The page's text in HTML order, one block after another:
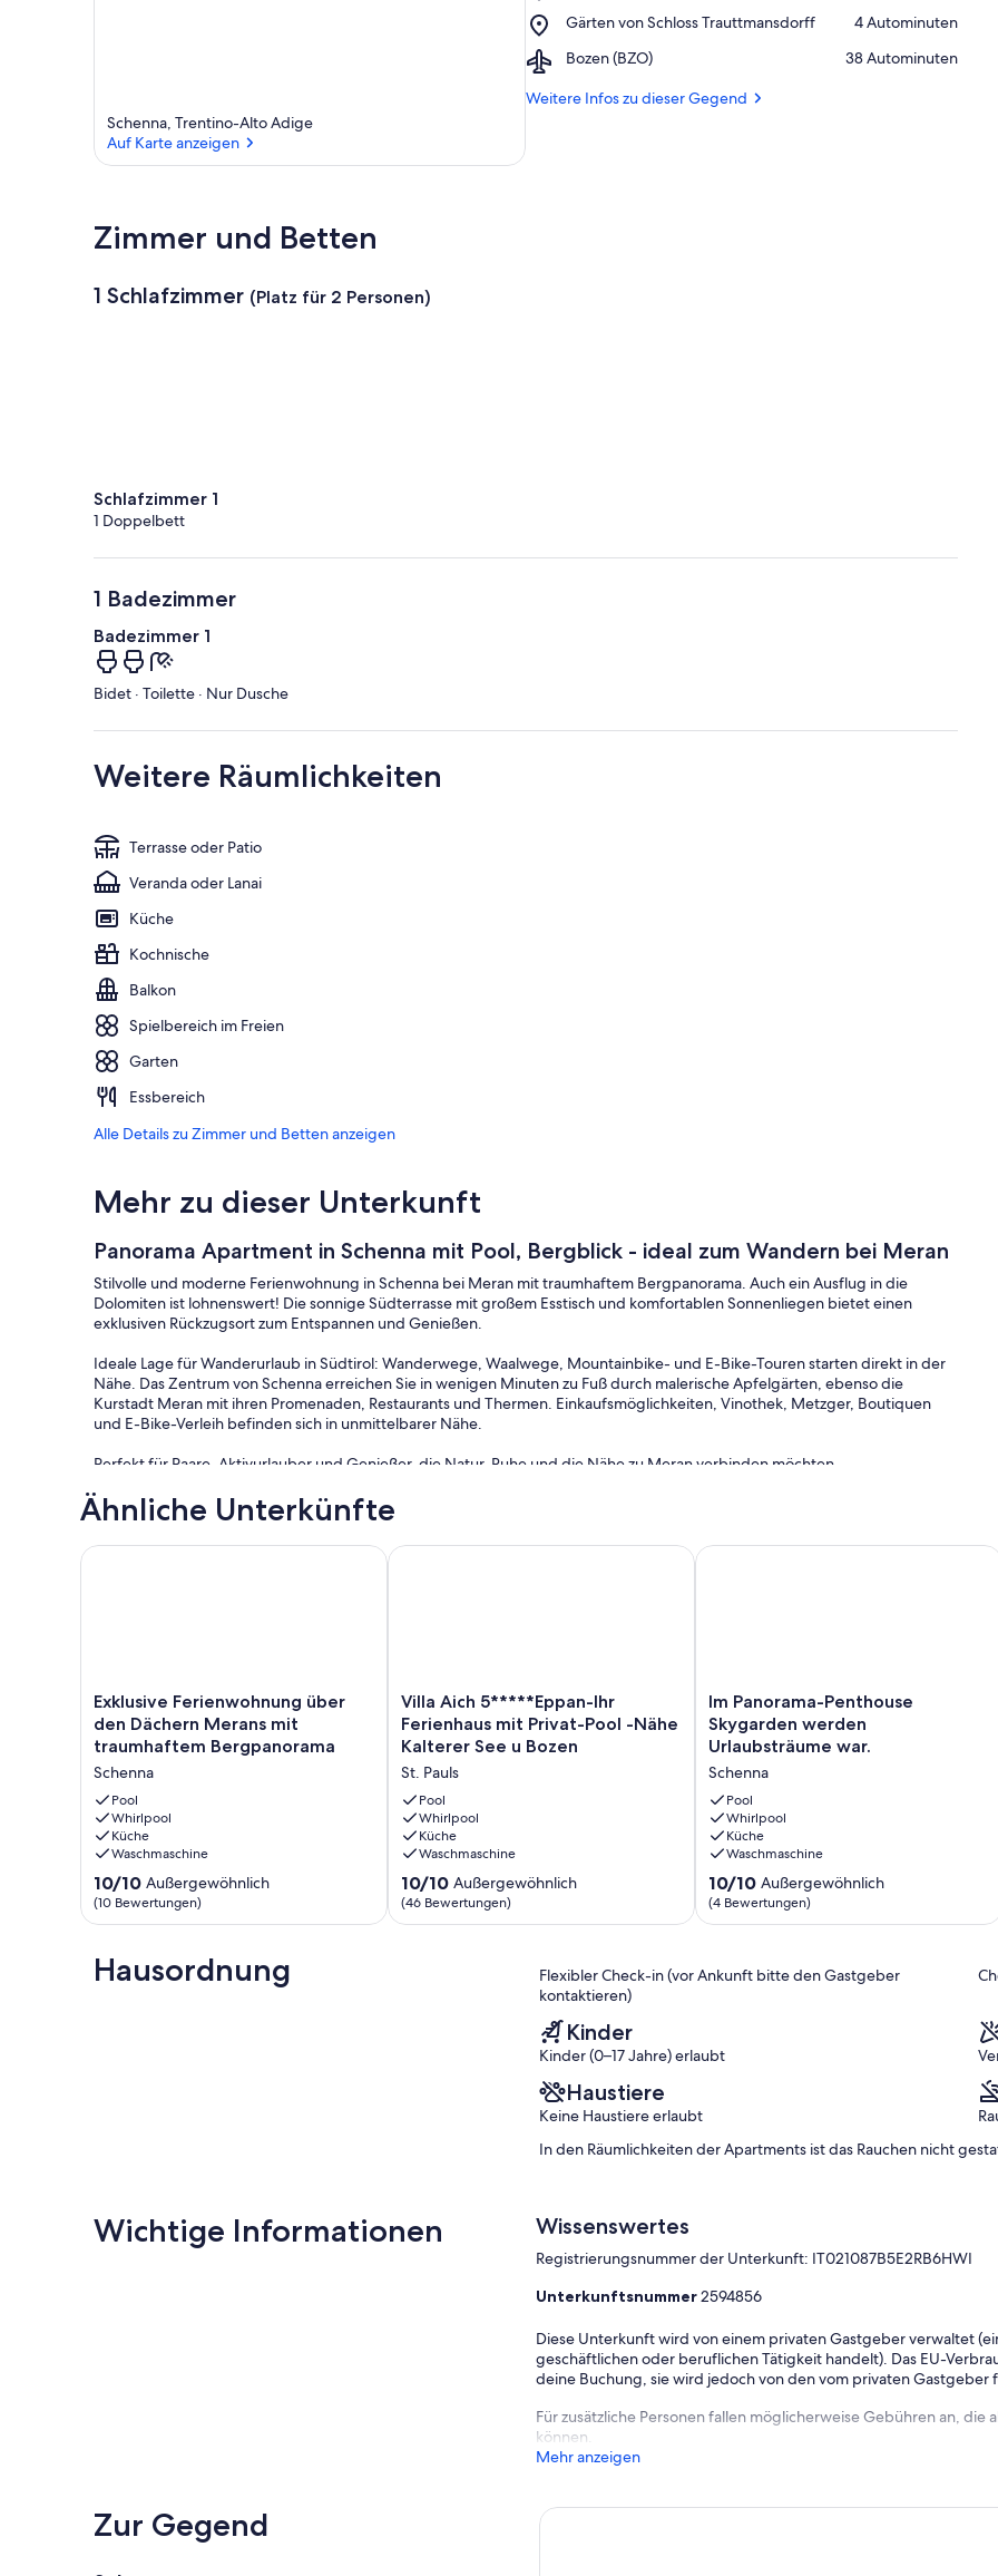
Schenna, Trentino-Alto Adige
Auf Karte anzeigen
Schiller
Gärten von Schloss Trauttmansdorff
Place,
von
Trauttmansdorff
‪4 Autominuten‬
Bozen (BZO)
Airport,
(BZO)
‪38 Autominuten‬
Weitere Infos zu dieser Gegend
Zimmer und Betten
1 Schlafzimmer (Platz für 2 Personen)
Schlafzimmer 1
1 Doppelbett
1 Badezimmer
Badezimmer 1
Bidet · Toilette · Nur Dusche
Weitere Räumlichkeiten
Terrasse oder Patio
Veranda oder Lanai
Küche
Kochnische
Balkon
Spielbereich im Freien
Garten
Essbereich
Alle Details zu Zimmer und Betten anzeigen
Mehr zu dieser Unterkunft
Panorama Apartment in Schenna mit Pool, Bergblick - ideal zum Wandern bei Meran
Stilvolle und moderne Ferienwohnung in Schenna bei Meran mit traumhaftem Bergpanorama. Auch ein Ausflug in die
Dolomiten ist lohnenswert! Die sonnige Südterrasse mit großem Esstisch und komfortablen Sonnenliegen bietet einen
exklusiven Rückzugsort zum Entspannen und Genießen.
Ideale Lage für Wanderurlaub in Südtirol: Wanderwege, Waalwege, Mountainbike- und E-Bike-Touren starten direkt in der
Nähe. Das Zentrum von Schenna erreichen Sie in wenigen Minuten zu Fuß durch malerische Apfelgärten, ebenso die
Kurstadt Meran mit ihren Promenaden, Restaurants und Thermen. Einkaufsmöglichkeiten, Vinothek, Metzger, Boutiquen
und E-Bike-Verleih befinden sich in unmittelbarer Nähe.
Perfekt für Paare, Aktivurlauber und Genießer, die Natur, Ruhe und die Nähe zu Meran verbinden möchten.
Ähnliche Unterkünfte
Exklusive
Ferienwohnung
über
Dächern
Merans
mit
traumhaftem
Bergpanorama
Schenna
Exklusive Ferienwohnung über
den Dächern Merans mit
traumhaftem Bergpanorama
Schenna
Pool
Whirlpool
Küche
Waschmaschine
10.0
von
10,
(10
Bewertungen)
10/10 Außergewöhnlich
(10 Bewertungen)
Exklusive Ferienwohnung über den Dächern Merans mit traumhaftem Bergpanorama
Villa
Aich
5*****Eppan-
Ferienhaus
mit
Privat-
Pool
-
Nähe
Kalterer
See
Villa Aich 5*****Eppan-Ihr
Ferienhaus mit Privat-Pool -Nähe
Kalterer See u Bozen
St. Pauls
Pool
Whirlpool
Küche
Waschmaschine
10.0
von
10,
10/10 Außergewöhnlich
(46 Bewertungen)
Villa Aich 5*****Eppan-Ihr Ferienhaus mit Privat-Pool -Nähe Kalterer See u
Im
Panorama-
Penthouse
werden
Urlaubsträume
war.
Schenna
Im Panorama-Penthouse
Skygarden werden
Urlaubsträume war.
Schenna
Pool
Whirlpool
Küche
Waschmaschine
10.0
von
10,
Bewertungen)
10/10 Außergewöhnlich
(4 Bewertungen)
Im Panorama-Penthouse Skygarden
Hausordnung
Flexibler Check-in (vor Ankunft bitte den Gastgeber
kontaktieren)
Kinder
Kinder (0–17 Jahre) erlaubt
Haustiere
Keine Haustiere erlaubt
In den Räumlichkeiten der Apartments ist das Rauchen nicht
Wichtige Informationen Wissenswertes
Registrierungsnummer der Unterkunft: IT021087B5E2RB6HWI
Unterkunftsnummer2594856
Diese Unterkunft wird von einem privaten Gastgeber verwaltet
geschäftlichen oder beruflichen Tätigkeit handelt). Das EU-
deine Buchung, sie wird jedoch von den vom privaten
Für zusätzliche Personen fallen möglicherweise Gebühren an,
können.
Mehr anzeigen
Zur Gegend